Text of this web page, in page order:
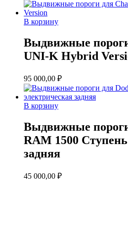
В корзину
Выдвижные
UNI-K Hybrid
95 000,00 ₽
В корзину
Выдвижные
RAM 1500
задняя
45 000,00 ₽